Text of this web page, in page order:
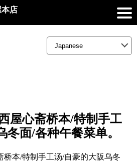
店
屋心斋桥本/特制手工
冬面/各种午餐菜单。
桥本/特制手工汤/自豪的大阪乌冬